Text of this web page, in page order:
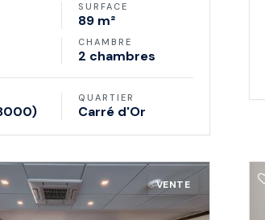
SURFACE
89 m²
CHAMBRE
2 chambres
QUARTIER
Carré d'Or
VENTE